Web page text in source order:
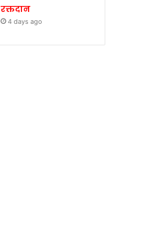
रक्तदान
4 days ago